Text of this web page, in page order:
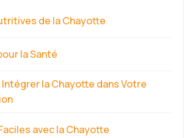
de la Chayotte
la Santé
la Chayotte dans Votre
avec la Chayotte